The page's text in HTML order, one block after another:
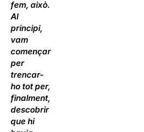
fem, això.
Al
principi,
vam
començar
per
trencar-
ho tot per,
finalment,
descobrir
que hi